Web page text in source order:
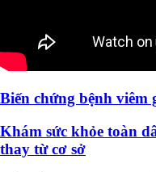
Biến chứng bệnh viêm
Khám sức khỏe toàn
thay từ cơ sở